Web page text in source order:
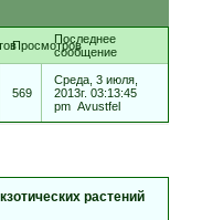
ПросмотровПоследнее
сообщение
569
Среда, 3 июля,
2013г. 03:13:45
pm Avustfel
растений